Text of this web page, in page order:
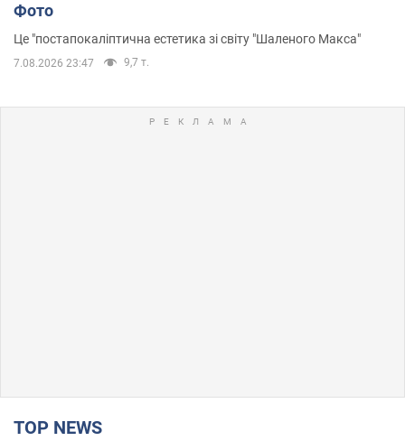
Фото
Це "постапокаліптична естетика зі світу "Шаленого Макса"
7.08.2026 23:47 9,7 т.
TOP NEWS